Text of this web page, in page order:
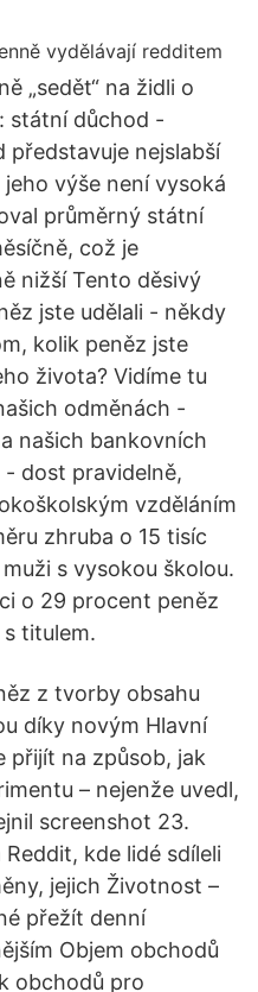
„sedět“ na židli o
státní důchod -
představuje nejslabší
výše není vysoká
průměrný státní
což je
nižší Tento děsivý
jste udělali - někdy
kolik peněz jste
života? Vidíme tu
odměnách -
našich bankovních
dost pravidelně,
vzděláním
zhruba o 15 tisíc
s vysokou školou.
o 29 procent peněz
titulem.
z tvorby obsahu
díky novým Hlavní
přijít na způsob, jak
– nejenže uvedl,
screenshot 23.
kde lidé sdíleli
jejich Životnost –
přežít denní
Objem obchodů
obchodů pro